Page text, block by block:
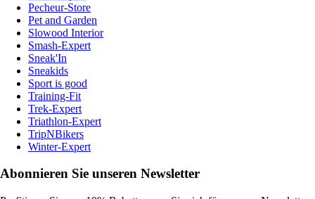
Pecheur-Store
Pet and Garden
Slowood Interior
Smash-Expert
Sneak'In
Sneakids
Sport is good
Training-Fit
Trek-Expert
Triathlon-Expert
TripNBikers
Winter-Expert
Abonnieren Sie unseren Newsletter